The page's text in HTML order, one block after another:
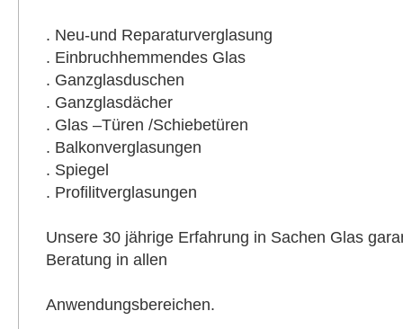
. Neu-und Reparaturverglasung
. Einbruchhemmendes Glas
. Ganzglasduschen
. Ganzglasdächer
. Glas –Türen /Schiebetüren
. Balkonverglasungen
. Spiegel
. Profilitverglasungen
Unsere 30 jährige Erfahrung in Sachen Glas
Beratung in allen
Anwendungsbereichen.